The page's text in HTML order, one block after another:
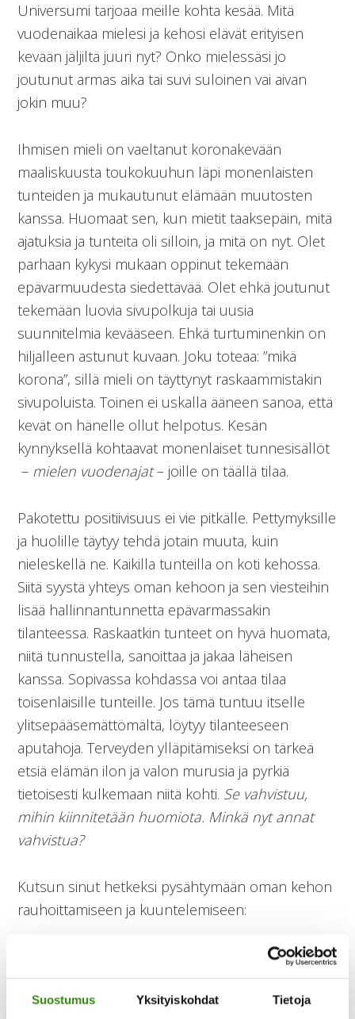
Suostumus Yksityiskohdat Tietoja
Universumi tarjoaa meille kohta kesää. Mitä
vuodenaikaa mielesi ja kehosi elävät erityisen
kevään jäljiltä juuri nyt? Onko mielessäsi jo
joutunut armas aika tai suvi suloinen vai aivan
jokin muu?
Ihmisen mieli on vaeltanut koronakevään
maaliskuusta toukokuuhun läpi monenlaisten
tunteiden ja mukautunut elämään muutosten
kanssa. Huomaat sen, kun mietit taaksepäin, mitä
ajatuksia ja tunteita oli silloin, ja mitä on nyt. Olet
parhaan kykysi mukaan oppinut tekemään
epävarmuudesta siedettävää. Olet ehkä joutunut
tekemään luovia sivupolkuja tai uusia
suunnitelmia kevääseen. Ehkä turtuminenkin on
hiljalleen astunut kuvaan. Joku toteaa: ”mikä
korona”, sillä mieli on täyttynyt raskaammistakin
sivupoluista. Toinen ei uskalla ääneen sanoa, että
kevät on hänelle ollut helpotus. Kesän
kynnyksellä kohtaavat monenlaiset tunnesisällöt
– mielen vuodenajat– joille on täällä tilaa.
Pakotettu positiivisuus ei vie pitkälle. Pettymyksille
ja huolille täytyy tehdä jotain muuta, kuin
nieleskellä ne. Kaikilla tunteilla on koti kehossa.
Siitä syystä yhteys oman kehoon ja sen viesteihin
lisää hallinnantunnetta epävarmassakin
tilanteessa. Raskaatkin tunteet on hyvä huomata,
niitä tunnustella, sanoittaa ja jakaa läheisen
kanssa. Sopivassa kohdassa voi antaa tilaa
toisenlaisille tunteille. Jos tämä tuntuu itselle
ylitsepääsemättömältä, löytyy tilanteeseen
aputahoja. Terveyden ylläpitämiseksi on tärkeä
etsiä elämän ilon ja valon murusia ja pyrkiä
tietoisesti kulkemaan niitä kohti. Se vahvistuu,
mihin kiinnitetään huomiota. Minkä nyt annat
vahvistua?
Kutsun sinut hetkeksi pysähtymään oman kehon
rauhoittamiseen ja kuuntelemiseen:
Koeta, voitko sukeltaa työhaalareihin,
saapastella tukevalle maalle, jota viljelet tai
varjelet, ja pysähtyä hetkeksi avaamaan